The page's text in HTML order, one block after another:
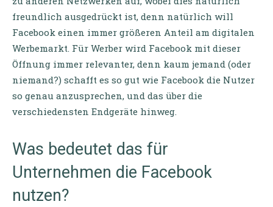
freundlich ausgedrückt ist, denn natürlich will
Facebook einen immer größeren Anteil am digitalen
Werbemarkt. Für Werber wird Facebook mit dieser
Öffnung immer relevanter, denn kaum jemand (oder
niemand?) schafft es so gut wie Facebook die Nutzer
so genau anzusprechen, und das über die
verschiedensten Endgeräte hinweg.
Was bedeutet das für
Unternehmen die Facebook
nutzen?